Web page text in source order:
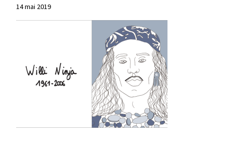
14 mai 2019